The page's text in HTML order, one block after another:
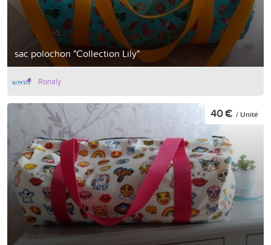
sac polochon "Collection Lily"
Ronaly
40 € / Unité